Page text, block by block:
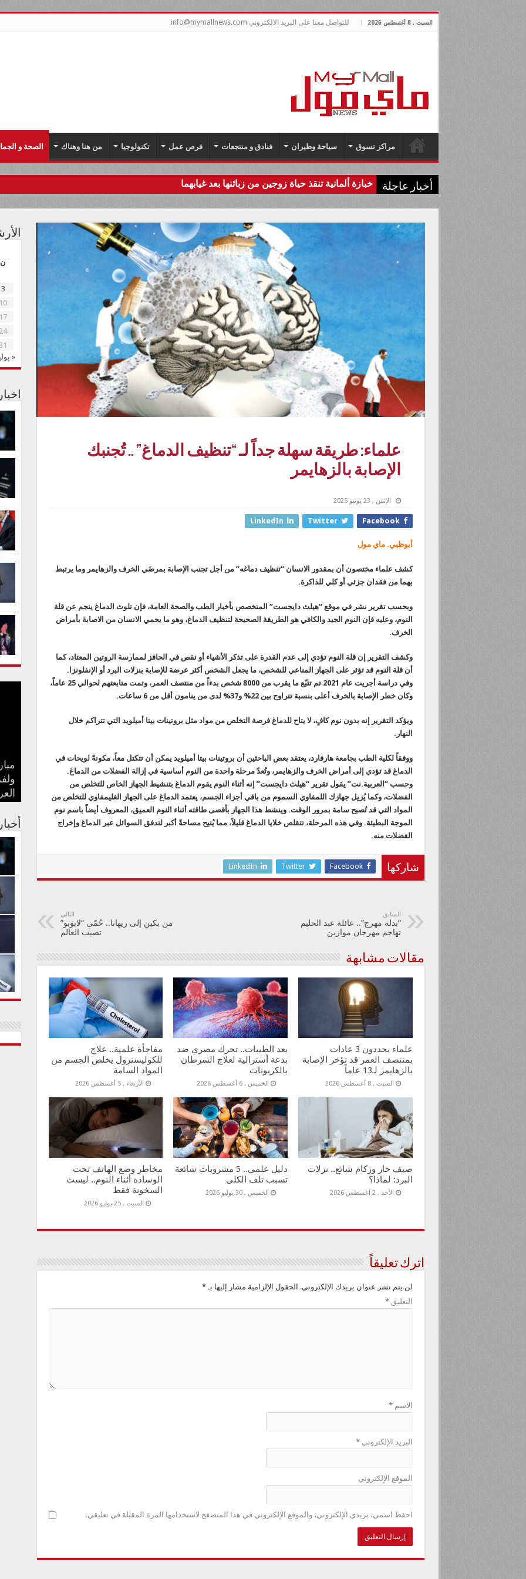
السبت , 8 أغسطس 2026 للتواصل معنا على البريد الالكتروني info@mymallnews.com
مراكز تسوق سياحة وطيران فنادق و منتجعات فرص عمل تكنولوجيا من هنا وهناك الصحة و
أخبار عاجلة خبازة ألمانية تنقذ حياة زوجين من زبائنها بعد غيابهما
علماء: طريقة سهلة جداً لـ “تنظيف الدماغ” .. تُجنبك
الإصابة بالزهايمر
الإثنين , 23 يونيو 2025
Facebook
Twitter
LinkedIn
أبوظبي. ماي مول
كشف علماء مختصون أن بمقدور الانسان “تنظيف دماغه” من أجل تجنب الإصابة بمرضَي الخرف والزهايمر وما يرتبط
بهما من فقدان جزئي أو كلي للذاكرة.
وبحسب تقرير نشر في موقع “هيلث دايجست” المتخصص بأخبار الطب والصحة العامة، فإن تلوث الدماغ ينجم عن قلة
النوم، وعليه فإن النوم الجيد والكافي هو الطريقة الصحيحة لتنظيف الدماغ، وهو ما يحمي الانسان من الاصابة بأمراض
الخرف.
وكشف التقرير إن قلة النوم تؤدي إلى عدم القدرة على تذكر الأشياء أو نقص في الحافز لممارسة الروتين المعتاد، كما
أن قلة النوم قد تؤثر على الجهاز المناعي للشخص، ما يجعل الشخص أكثر عرضة للإصابة بنزلات البرد أو الإنفلونزا.
وفي دراسة أجريت عام 2021 تم تتبّع ما يقرب من 8000 شخص بدءاً من منتصف العمر، وتمت متابعتهم لحوالي 25 عاماً،
وكان خطر الإصابة بالخرف أعلى بنسبة تتراوح بين 22% و37% لدى من ينامون أقل من 6 ساعات.
ويؤكد التقرير إنه بدون نوم كافٍ، لا يتاح للدماغ فرصة التخلص من مواد مثل بروتينات بيتا أميلويد التي تتراكم خلال
النهار.
ووفقاً لكلية الطب بجامعة هارفارد، يعتقد بعض الباحثين أن بروتينات بيتا أميلويد يمكن أن تتكتل معاً، مكونةً لويحات في
الدماغ قد تؤدي إلى أمراض الخرف والزهايمر، وتُعدّ مرحلة واحدة من النوم أساسية في إزالة الفضلات من الدماغ.
وحسب “العربية.نت” يقول تقرير “هيلث دايجست” إنه أثناء النوم يقوم الدماغ بتنشيط الجهاز الخاص للتخلص من
الفضلات، وكما يُزيل جهازك اللمفاوي السموم من باقي أجزاء الجسم، يعتمد الدماغ على الجهاز الغليمفاوي للتخلص من
المواد التي قد تُصبح سامة بمرور الوقت. وينشط هذا الجهاز بأقصى طاقته أثناء النوم العميق، المعروف أيضاً باسم نوم
الموجة البطيئة. وفي هذه المرحلة، تتقلص خلايا الدماغ قليلاً، مما يُتيح مساحةً أكبر لتدفق السوائل عبر الدماغ وإخراج
الفضلات منه.
شاركها Facebook
Twitter
LinkedIn
السابق
“بدلة مهرج”.. عائلة عبد الحليم
تهاجم مهرجان موازين
التالي
من بكين إلى ريهانا.. حُمّى “لابوبو”
تصيب العالم
مقالات مشابهة
علماء يحددون 3 عادات
بمنتصف العمر قد تؤخر الإصابة
بالزهايمر لـ13 عاماً
السبت , 8 أغسطس 2026
بعد الطيبات.. تحرك مصري ضد
بدعة أسترالية لعلاج السرطان
بالكربونات
الخميس , 6 أغسطس 2026
مفاجأة علمية.. علاج
للكوليسترول يخلص الجسم من
المواد السامة
الأربعاء , 5 أغسطس 2026
صيف حار وزكام شائع.. نزلات
البرد: لماذا؟
الأحد , 2 أغسطس 2026
دليل علمي.. 5 مشروبات شائعة
تسبب تلف الكلى
الخميس , 30 يوليو 2026
مخاطر وضع الهاتف تحت
الوسادة أثناء النوم.. ليست
السخونة فقط
السبت , 25 يوليو 2026
اترك تعليقاً
لن يتم نشر عنوان بريدك الإلكتروني. الحقول الإلزامية مشار إليها بـ*
التعليق*
الاسم*
البريد الإلكتروني*
الموقع الإلكتروني
احفظ اسمي، بريدي الإلكتروني، والموقع الإلكتروني في هذا المتصفح لاستخدامها المرة المقبلة في تعليقي.
ن
3
10
17
24
«
بعد
تؤخر
في